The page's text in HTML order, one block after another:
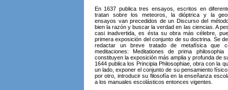
En 1637 publica tres ensayos, escritos en
tratan sobre los meteoros, la dióptrica y la
ensayos van precedidos de un Discurso del
bien la razón y buscar la verdad en las ciencias. A
casi inadvertida, es ésta su obra más célebre,
primera exposición del conjunto de su doctrina. Se
redactar un breve tratado de metafísica que
meditaciones: Meditationes de prima
constituyen la exposición más amplia y profunda de
1644 publica los Principia Philosophiae, obra con la
un lado, exponer el conjunto de su pensamiento
por otro, introducir su filosofía en la enseñanza
a los manuales escolásticos entonces vigentes.